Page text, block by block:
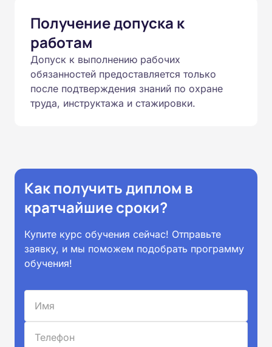
Получение допуска к
работам
Допуск к выполнению рабочих
обязанностей предоставляется только
после подтверждения знаний по охране
труда, инструктажа и стажировки.
Как получить диплом в
кратчайшие сроки?
Купите курс обучения сейчас! Отправьте
заявку, и мы поможем подобрать программу
обучения!